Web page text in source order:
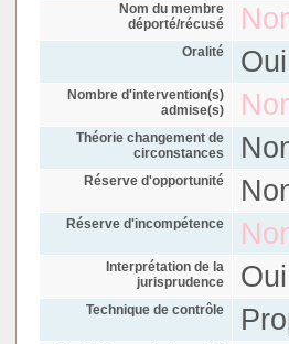
Nom du membre
déporté/récusé
Oralité Oui
Nombre d'intervention(s)
admise(s)
Théorie changement de
circonstances
Réserve d'opportunité
Réserve d'incompétence
Interprétation de la
jurisprudence
Oui
Technique de contrôle